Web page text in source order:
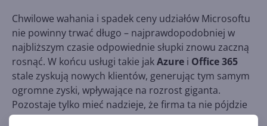
Chwilowe wahania i spadek ceny udziałów Microsoftu
nie powinny trwać długo – najprawdopodobniej w
najbliższym czasie odpowiednie słupki znowu zaczną
rosnąć. W końcu usługi takie jakAzure i Office 365
stale zyskują nowych klientów, generując tym samym
ogromne zyski, wpływające na rozrost giganta.
Pozostaje tylko mieć nadzieje, że firma ta nie pójdzie
w ślady IBM, zmieniając się w dostawcę usług